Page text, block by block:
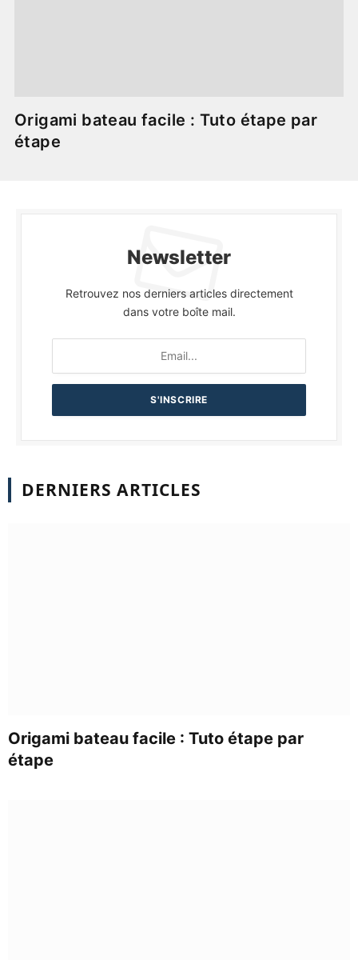
Origami bateau facile : Tuto étape par
étape
Newsletter
Retrouvez nos derniers articles directement
dans votre boîte mail.
DERNIERS ARTICLES
Origami bateau facile : Tuto étape par
étape